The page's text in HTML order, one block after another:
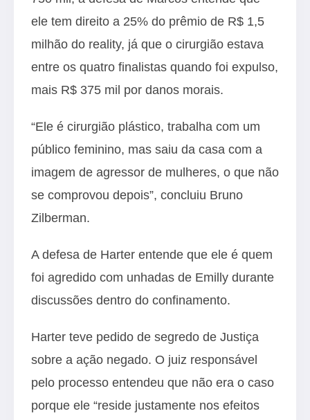
ele tem direito a 25% do prêmio de R$ 1,5
milhão do reality, já que o cirurgião estava
entre os quatro finalistas quando foi expulso,
mais R$ 375 mil por danos morais.
“Ele é cirurgião plástico, trabalha com um
público feminino, mas saiu da casa com a
imagem de agressor de mulheres, o que não
se comprovou depois”, concluiu Bruno
Zilberman.
A defesa de Harter entende que ele é quem
foi agredido com unhadas de Emilly durante
discussões dentro do confinamento.
Harter teve pedido de segredo de Justiça
sobre a ação negado. O juiz responsável
pelo processo entendeu que não era o caso
porque ele “reside justamente nos efeitos